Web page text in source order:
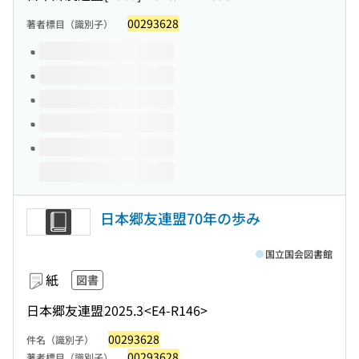
著者標目（識別子） 00293628
このタイトルの巻号
日本郷友連盟70年の歩み
紙 図書
日本郷友連盟2025.3<E4-R146>
国立国会図書館
件名（識別子） 00293628